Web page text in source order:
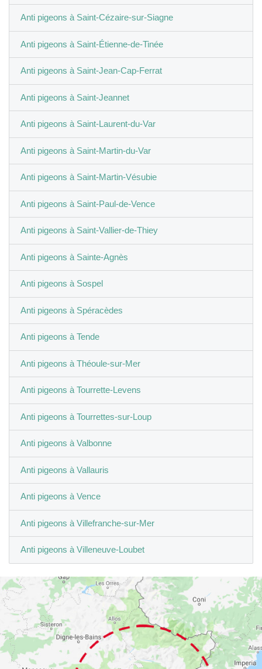
Anti pigeons à Saint-Cézaire-sur-Siagne
Anti pigeons à Saint-Étienne-de-Tinée
Anti pigeons à Saint-Jean-Cap-Ferrat
Anti pigeons à Saint-Jeannet
Anti pigeons à Saint-Laurent-du-Var
Anti pigeons à Saint-Martin-du-Var
Anti pigeons à Saint-Martin-Vésubie
Anti pigeons à Saint-Paul-de-Vence
Anti pigeons à Saint-Vallier-de-Thiey
Anti pigeons à Sainte-Agnès
Anti pigeons à Sospel
Anti pigeons à Spéracèdes
Anti pigeons à Tende
Anti pigeons à Théoule-sur-Mer
Anti pigeons à Tourrette-Levens
Anti pigeons à Tourrettes-sur-Loup
Anti pigeons à Valbonne
Anti pigeons à Vallauris
Anti pigeons à Vence
Anti pigeons à Villefranche-sur-Mer
Anti pigeons à Villeneuve-Loubet